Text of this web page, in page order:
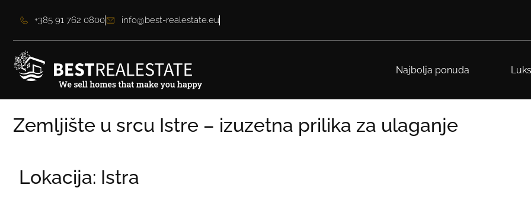
+385 91 762 0800 info@best-realestate.eu
Najbolja ponuda
Zemljište u srcu Istre – izuzetna prilika za ulaganje
Lokacija: Istra